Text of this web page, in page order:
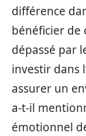
différence
bénéficier de
dépassé par
investir dans
assurer un
a-t-il
émotionnel